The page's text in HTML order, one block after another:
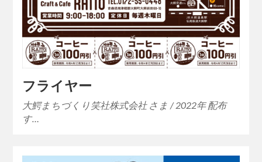
フライヤー
大鰐まちづくり笑社株式会社 さま / 2022年 配布
す…